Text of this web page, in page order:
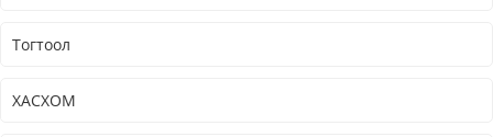
Тогтоол
ХАСХОМ